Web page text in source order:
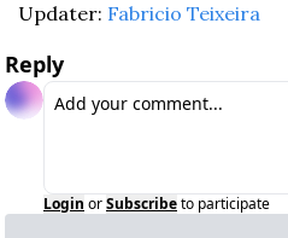
Updater: Fabricio Teixeira
Reply
Login orSubscribeto participate